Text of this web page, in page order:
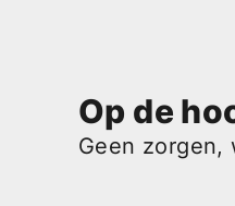
Op de
Geen zorgen,